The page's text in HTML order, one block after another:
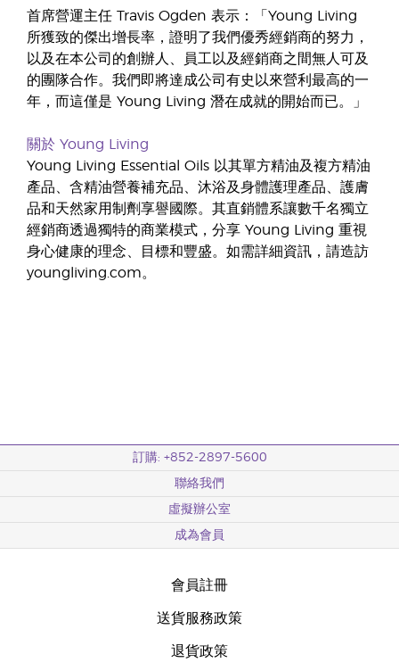
首席營運主任 Travis Ogden 表示：「Young Living
所獲致的傑出增長率，證明了我們優秀經銷商的努力，
以及在本公司的創辦人、員工以及經銷商之間無人可及
的團隊合作。我們即將達成公司有史以來營利最高的一
年，而這僅是 Young Living 潛在成就的開始而已。」
關於 Young Living
Young Living Essential Oils 以其單方精油及複方精油
產品、含精油營養補充品、沐浴及身體護理產品、護膚
品和天然家用制劑享譽國際。其直銷體系讓數千名獨立
經銷商透過獨特的商業模式，分享 Young Living 重視
身心健康的理念、目標和豐盛。如需詳細資訊，請造訪
youngliving.com。
訂購: +852-2897-5600
聯絡我們
虛擬辦公室
成為會員
會員註冊
送貨服務政策
退貨政策